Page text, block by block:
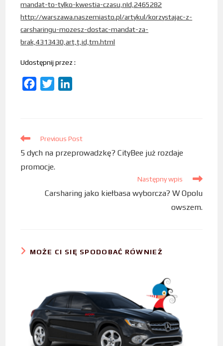
mandat-to-tylko-kwestia-czasu,nId,2465282
http://warszawa.naszemiasto.pl/artykul/korzystajac-z-
carsharingu-mozesz-dostac-mandat-za-
brak,4313430,art,t,id,tm.html
Udostępnij przez :
b
o
o
t
e
r
e
d
Previous Post
5 dych na przeprowadzkę? CityBee już rozdaje
promocje.
Następny wpis
Carsharing jako kiełbasa wyborcza? W Opolu
owszem.
MOŻE CI SIĘ SPODOBAĆ RÓWNIEŻ